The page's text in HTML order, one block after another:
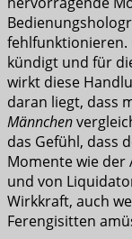
fehlfunktionieren.
kündigt und für
wirkt diese
daran liegt, dass
Männchen
das Gefühl, dass
Momente wie
und von
Wirkkraft, auch
Ferengisitten